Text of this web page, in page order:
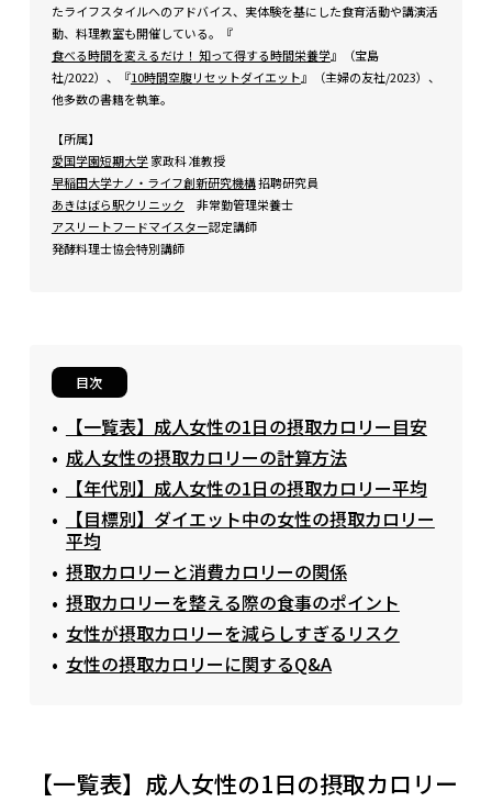
たライフスタイルへのアドバイス、実体験を基にした食育活動や講演活
動、料理教室も開催している。『
食べる時間を変えるだけ！ 知って得する時間栄養学』（宝島
社/2022）、『10時間空腹リセットダイエット』（主婦の友社/2023）、
他多数の書籍を執筆。
【所属】
愛国学園短期大学家政科 准教授
早稲田大学ナノ・ライフ創新研究機構招聘研究員
あきはばら駅クリニック 非常勤管理栄養士
アスリートフードマイスター認定講師
発酵料理士協会特別講師
目次
【一覧表】成人女性の1日の摂取カロリー目安
成人女性の摂取カロリーの計算方法
【年代別】成人女性の1日の摂取カロリー平均
【目標別】ダイエット中の女性の摂取カロリー
平均
摂取カロリーと消費カロリーの関係
摂取カロリーを整える際の食事のポイント
女性が摂取カロリーを減らしすぎるリスク
女性の摂取カロリーに関するQ&A
【一覧表】成人女性の1日の摂取カロリー